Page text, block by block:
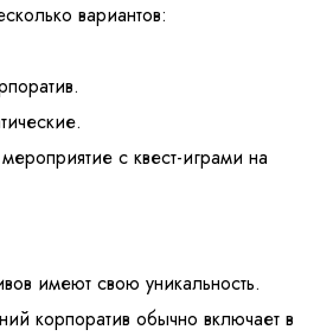
вариантов:
с квест-играми на
имеют свою уникальность.
корпоратив обычно включает в